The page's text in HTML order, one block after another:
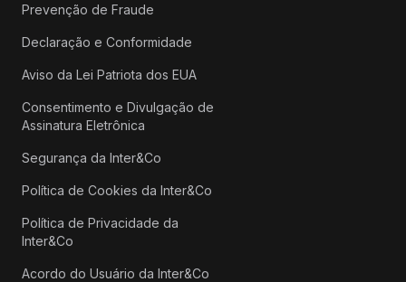
Prevenção de Fraude
Declaração e Conformidade
Aviso da Lei Patriota dos EUA
Consentimento e Divulgação de
Assinatura Eletrônica
Segurança da Inter&Co
Política de Cookies da Inter&Co
Política de Privacidade da
Inter&Co
Acordo do Usuário da Inter&Co